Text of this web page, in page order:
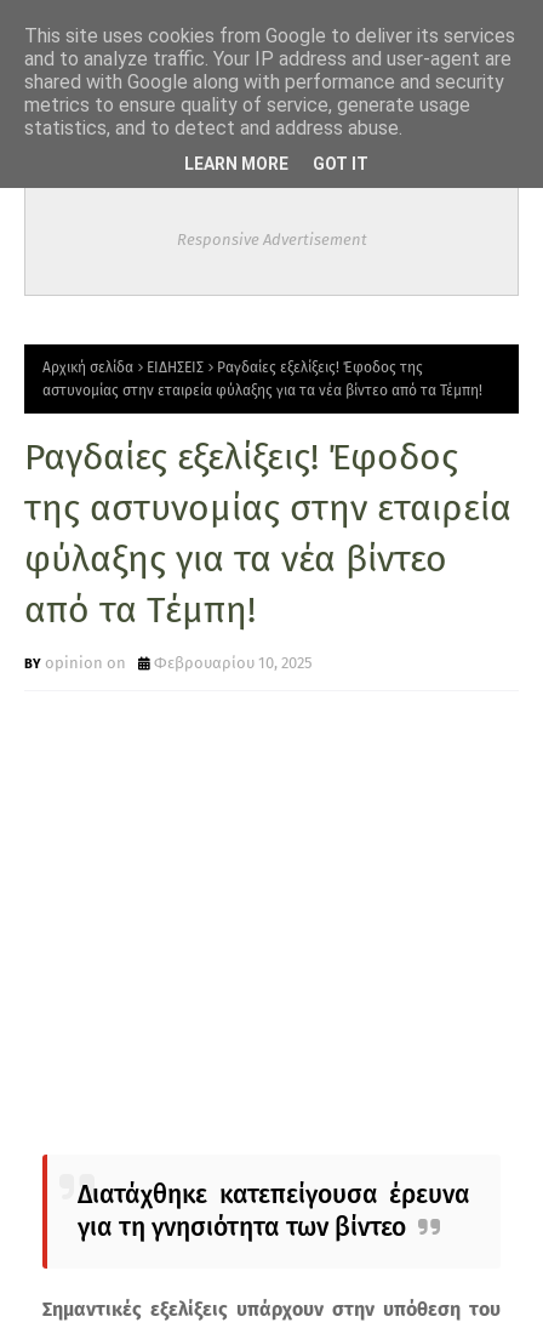
Responsive Advertisement
Αρχική σελίδα ΕΙΔΗΣΕΙΣ
Ραγδαίες εξελίξεις! Έφοδος της
αστυνομίας στην εταιρεία φύλαξης για τα νέα βίντεο από τα Τέμπη!
Ραγδαίες εξελίξεις! Έφοδος
της αστυνομίας στην εταιρεία
φύλαξης για τα νέα βίντεο
από τα Τέμπη!
opinion on Φεβρουαρίου 10, 2025
Διατάχθηκε κατεπείγουσα έρευνα
για τη γνησιότητα των βίντεο
Σημαντικές εξελίξεις υπάρχουν στην υπόθεση του
This site uses cookies from Google to deliver its services
and to analyze traffic. Your IP address and user-agent are
shared with Google along with performance and security
metrics to ensure quality of service, generate usage
statistics, and to detect and address abuse.
LEARN MORE GOT IT